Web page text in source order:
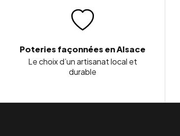
Poteries façonnées en Alsace
Le choix d’un artisanat local et
durable